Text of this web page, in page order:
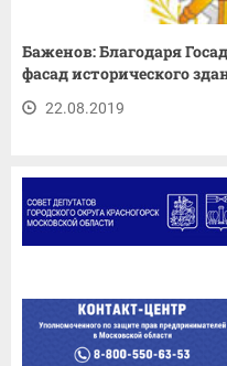
Баженов: Благодаря
фасад исторического
22.08.2019